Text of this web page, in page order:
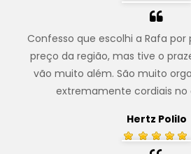
Confesso que escolhi a Rafa
preço da região, mas tive o
vão muito além. São muito
extremamente cordiais
Hertz Polilo